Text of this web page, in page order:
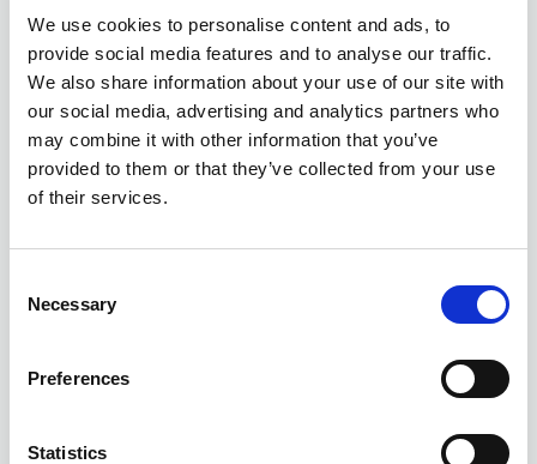
We use cookies to personalise content and ads, to
provide social media features and to analyse our traffic.
We also share information about your use of our site with
our social media, advertising and analytics partners who
may combine it with other information that you’ve
provided to them or that they’ve collected from your use
of their services.
Selection
Necessary
Preferences
Statistics